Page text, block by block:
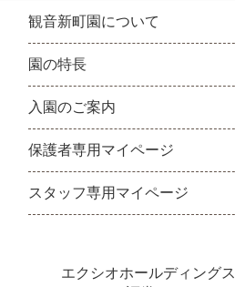
観音新町園について
園の特長
入園のご案内
保護者専用マイページ
スタッフ専用マイページ
エクシオホールディングス